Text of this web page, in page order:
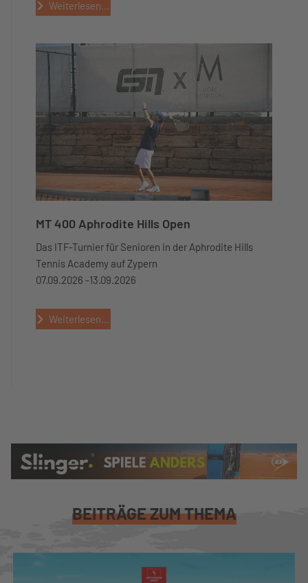
Weiterlesen...
MT 400 Aphrodite Hills Open
Das ITF-Turnier für Senioren in der Aphrodite Hills
Tennis Academy auf Zypern
07.09.2026 -13.09.2026
Weiterlesen...
BEITRÄGE ZUM THEMA